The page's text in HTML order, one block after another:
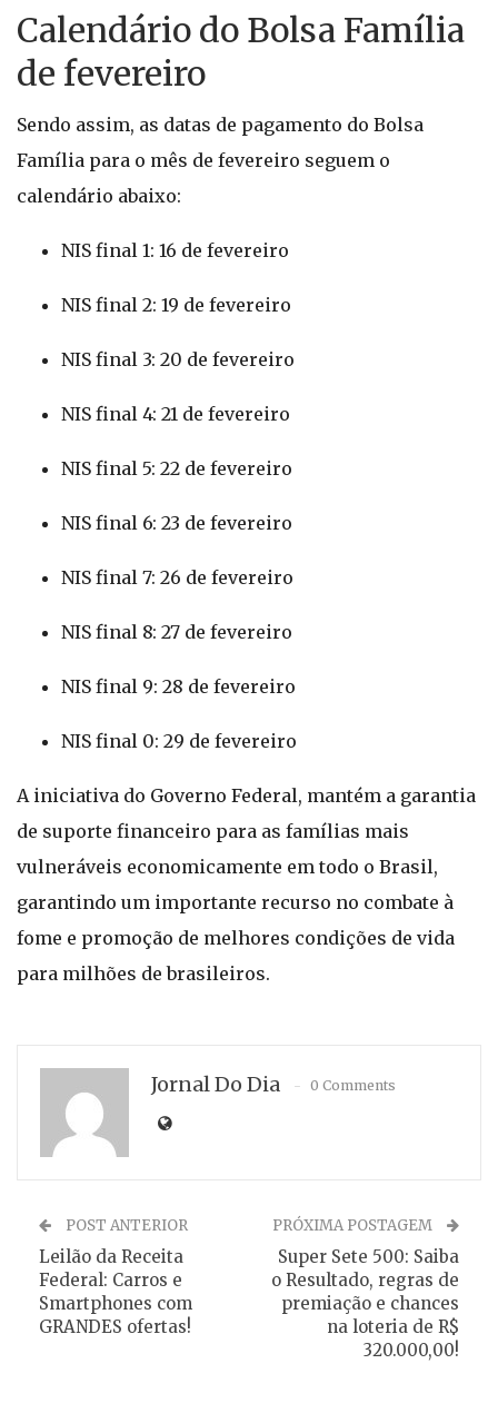
Calendário do Bolsa Família
de fevereiro
Sendo assim, as datas de pagamento do Bolsa
Família para o mês de fevereiro seguem o
calendário abaixo:
NIS final 1: 16 de fevereiro
NIS final 2: 19 de fevereiro
NIS final 3: 20 de fevereiro
NIS final 4: 21 de fevereiro
NIS final 5: 22 de fevereiro
NIS final 6: 23 de fevereiro
NIS final 7: 26 de fevereiro
NIS final 8: 27 de fevereiro
NIS final 9: 28 de fevereiro
NIS final 0: 29 de fevereiro
A iniciativa do Governo Federal, mantém a garantia
de suporte financeiro para as famílias mais
vulneráveis economicamente em todo o Brasil,
garantindo um importante recurso no combate à
fome e promoção de melhores condições de vida
para milhões de brasileiros.
Jornal Do Dia 0 Comments
POST ANTERIOR
Leilão da Receita
Federal: Carros e
Smartphones com
GRANDES ofertas!
PRÓXIMA POSTAGEM
Super Sete 500: Saiba
o Resultado, regras de
premiação e chances
na loteria de R$
320.000,00!